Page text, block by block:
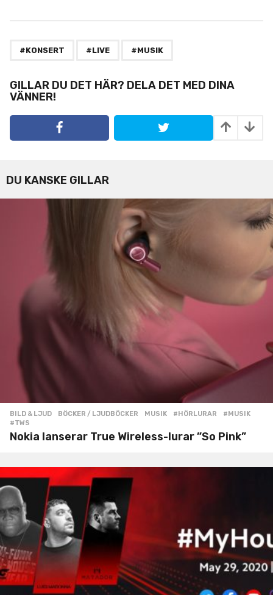
i
n
a
n
#KONSERT #LIVE #MUSIK
GILLAR DU DET HÄR? DELA DET MED DINA
VÄNNER!
DU KANSKE GILLAR
BILD & LJUD ,BÖCKER / LJUDBÖCKER ,MUSIK #HÖRLURAR ,#MUSIK
#TWS
Nokia lanserar True Wireless-lurar ”So Pink”